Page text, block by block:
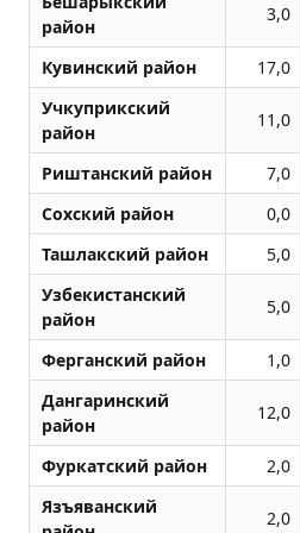
район
3,0
Кувинский район 17,0
Учкуприкский
район
11,0
Риштанский район 7,0
Сохский район
0,0
Ташлакский район
5,0
Узбекистанский
район
5,0
Ферганский район 1,0
Дангаринский
район
12,0
Фуркатский район 2,0
Язъяванский
2,0